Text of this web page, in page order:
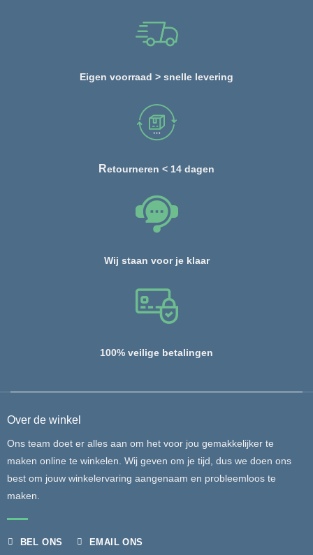
Eigen voorraad > snelle levering
Retourneren < 14 dagen
Wij staan voor je klaar
100% veilige betalingen
Over de winkel
Ons team doet er alles aan om het voor jou gemakkelijker te
maken online te winkelen. Wij geven om je tijd, dus we doen ons
best om jouw winkelervaring aangenaam en probleemloos te
maken.
BEL ONS EMAIL ONS